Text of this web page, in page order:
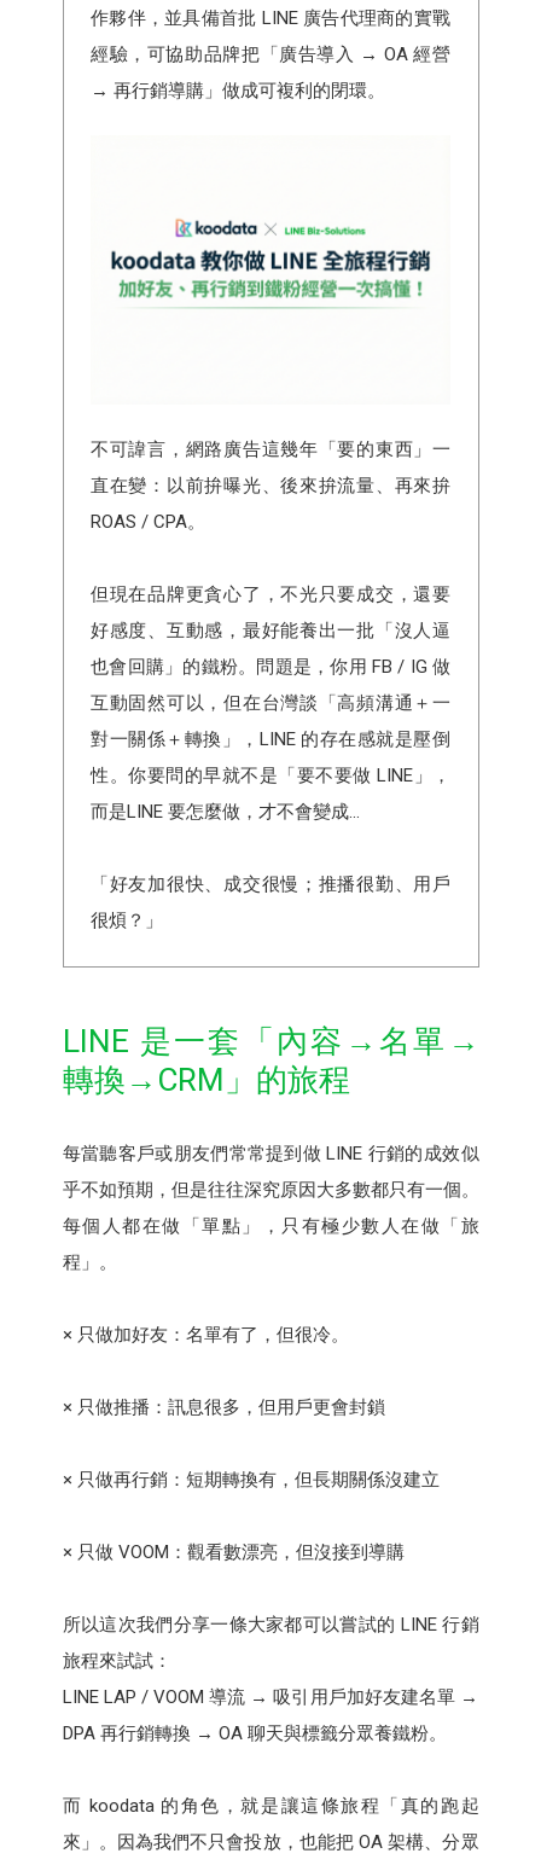
作夥伴，並具備首批 LINE 廣告代理商的實戰
經驗，可協助品牌把「廣告導入 → OA 經營
→ 再行銷導購」做成可複利的閉環。
不可諱言，網路廣告這幾年「要的東西」一
直在變：以前拚曝光、後來拚流量、再來拚
ROAS / CPA。
但現在品牌更貪心了，不光只要成交，還要
好感度、互動感，最好能養出一批「沒人逼
也會回購」的鐵粉。問題是，你用 FB / IG 做
互動固然可以，但在台灣談「高頻溝通＋一
對一關係＋轉換」，LINE 的存在感就是壓倒
性。你要問的早就不是「要不要做 LINE」，
而是LINE 要怎麼做，才不會變成...
「好友加很快、成交很慢；推播很勤、用戶
很煩？」
LINE 是一套「內容→名單→
轉換→CRM」的旅程
每當聽客戶或朋友們常常提到做 LINE 行銷的成效似
乎不如預期，但是往往深究原因大多數都只有一個。
每個人都在做「單點」，只有極少數人在做「旅
程」。
× 只做加好友：名單有了，但很冷。
× 只做推播：訊息很多，但用戶更會封鎖
× 只做再行銷：短期轉換有，但長期關係沒建立
× 只做 VOOM：觀看數漂亮，但沒接到導購
所以這次我們分享一條大家都可以嘗試的 LINE 行銷
旅程來試試：
LINE LAP / VOOM 導流 → 吸引用戶加好友建名單 →
DPA 再行銷轉換 → OA 聊天與標籤分眾養鐵粉。
而 koodata 的角色，就是讓這條旅程「真的跑起
來」。因為我們不只會投放，也能把 OA 架構、分眾